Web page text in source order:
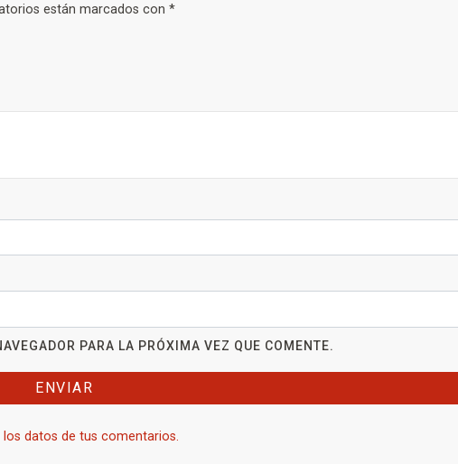
están marcados con *
PARA LA PRÓXIMA VEZ QUE COMENTE.
datos de tus comentarios.